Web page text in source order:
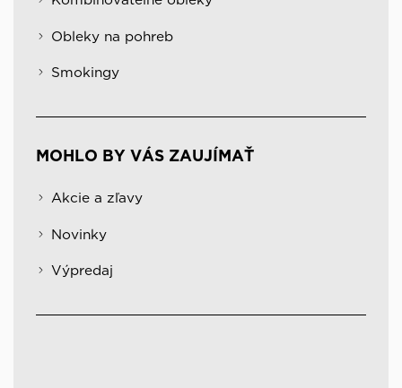
Obleky na pohreb
Smokingy
MOHLO BY VÁS ZAUJÍMAŤ
Akcie a zľavy
Novinky
Výpredaj